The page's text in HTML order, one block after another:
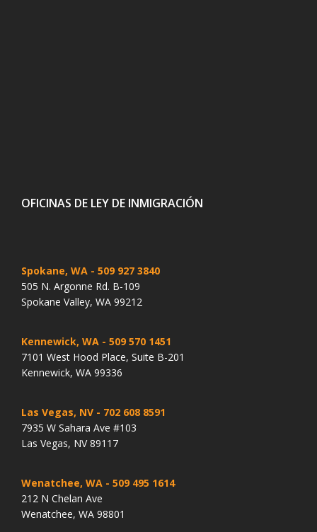
OFICINAS DE LEY DE INMIGRACIÓN
Spokane, WA - 509 927 3840
505 N. Argonne Rd. B-109
Spokane Valley, WA 99212
Kennewick, WA - 509 570 1451
7101 West Hood Place, Suite B-201
Kennewick, WA 99336
Las Vegas, NV - 702 608 8591
7935 W Sahara Ave #103
Las Vegas, NV 89117
Wenatchee, WA - 509 495 1614
212 N Chelan Ave
Wenatchee, WA 98801